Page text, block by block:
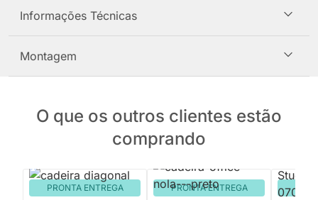
Informações Técnicas
Montagem
O que os outros clientes estão
comprando
PRONTA ENTREGA PRONTA ENTREGA